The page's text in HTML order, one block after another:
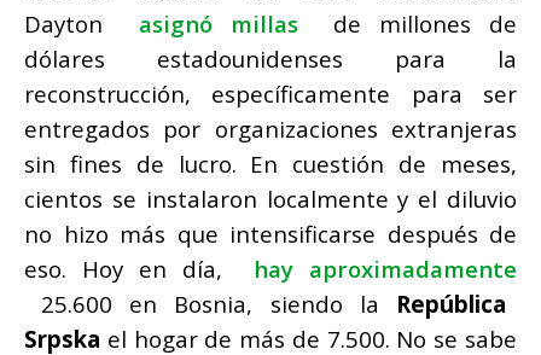
Dayton asignó millasde millones de
dólares estadounidenses para la
reconstrucción, específicamente para ser
entregados por organizaciones extranjeras
sin fines de lucro. En cuestión de meses,
cientos se instalaron localmente y el diluvio
no hizo más que intensificarse después de
eso. Hoy en día, hay aproximadamente
25.600 en Bosnia, siendo la República
Srpska el hogar de más de 7.500. No se sabe